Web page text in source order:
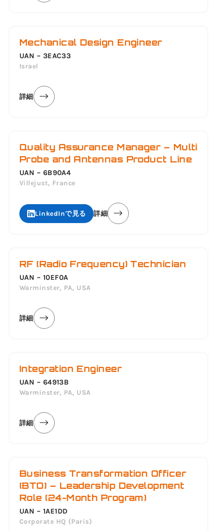
Mechanical Design Engineer
UAN – 3EAC33
Israel
詳細
Quality Assurance Manager – Multi
Probe and Antennas Product Line
UAN – 6B90A4
Villejust, France
LinkedInで見る 詳細
RF (Radio Frequency) Technician
UAN – 10EF0A
Warminster, PA, USA
詳細
Integration Engineer
UAN – 64913B
Warminster, PA, USA
詳細
Business Transformation Officer
(BTO) – Leadership Development
Role (24-Month Program)
UAN – 1AE1DD
Corporate HQ (Paris)